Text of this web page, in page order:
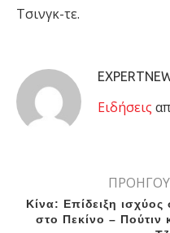
Τσινγκ-τε.
Eιδήσεις
Κίνα: Επίδειξη
στο Πεκίνο – Πούτιν